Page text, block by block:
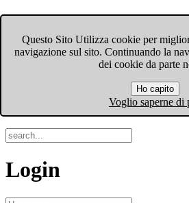
Questo Sito Utilizza cookie per
navigazione sul sito. Continuando la
dei cookie da parte
Ho capito
Voglio saperne di
Menu
Login